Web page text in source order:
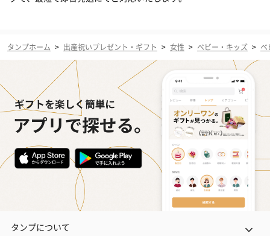
タンプホーム > 出産祝いプレゼント・ギフト > 女性 > ベビー・キッズ > ベ
タンプについて